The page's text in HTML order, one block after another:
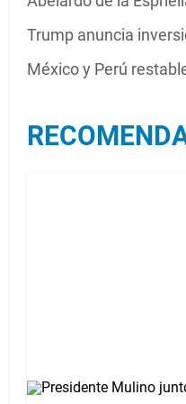
Trump anuncia
México y Perú